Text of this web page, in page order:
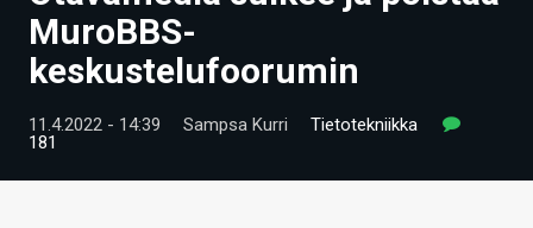
UUTISET
ARTIKKELIT
VIDEOT
MuroBBS-
keskustelufoorumin
11.4.2022 - 14:39 Sampsa Kurri
Tietotekniikka
181